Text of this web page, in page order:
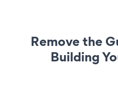
Remove the
Building